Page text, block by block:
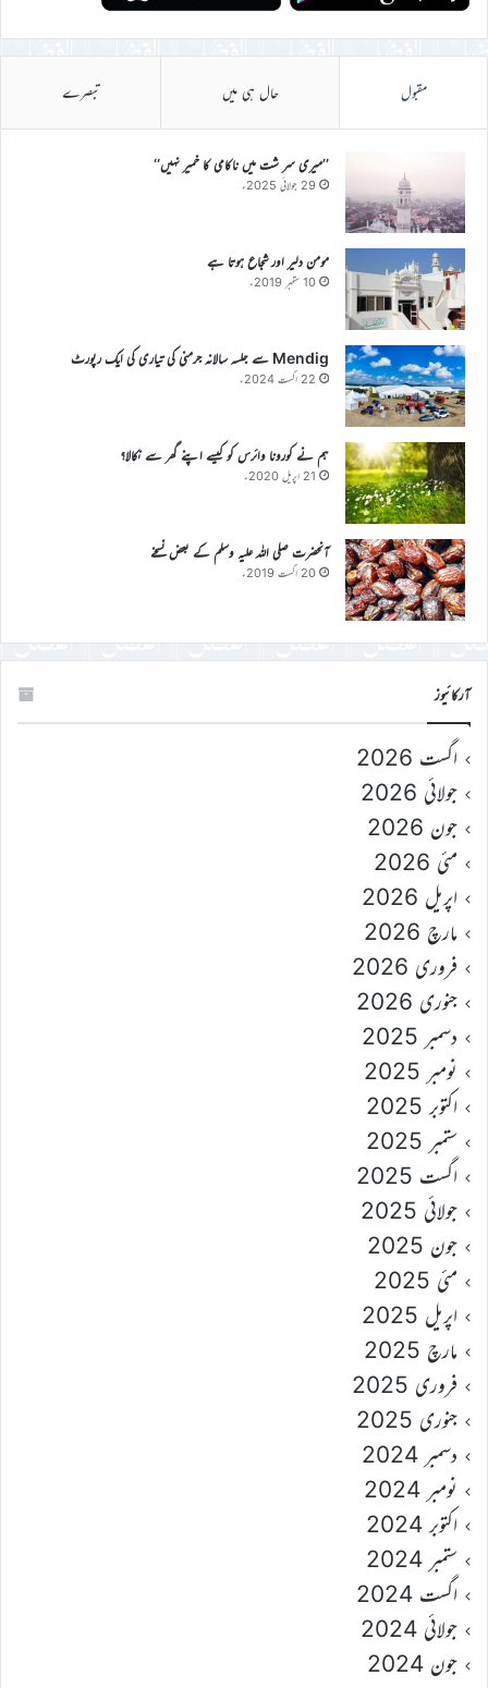
مقبول حال ہی میں تبصرے
’’میری سر شت میں ناکامی کا خمیر نہیں‘‘
29 جولائی 2025ء
مومن دلیر اور شجاع ہوتا ہے
10 ستمبر 2019ء
Mendig سے جلسہ سالانہ جرمنی کی تیاری کی ایک رپورٹ
22 اگست 2024ء
ہم نے کورونا وائرس کو کیسے اپنے گھر سے نکالا؟
21 اپریل 2020ء
آنحضرت صلی اللہ علیہ وسلم کے بعض نسخے
20 اگست 2019ء
آرکائیوز
اگست 2026
جولائی 2026
جون 2026
مئی 2026
اپریل 2026
مارچ 2026
فروری 2026
جنوری 2026
دسمبر 2025
نومبر 2025
اکتوبر 2025
ستمبر 2025
اگست 2025
جولائی 2025
جون 2025
مئی 2025
اپریل 2025
مارچ 2025
فروری 2025
جنوری 2025
دسمبر 2024
نومبر 2024
اکتوبر 2024
ستمبر 2024
اگست 2024
جولائی 2024
جون 2024